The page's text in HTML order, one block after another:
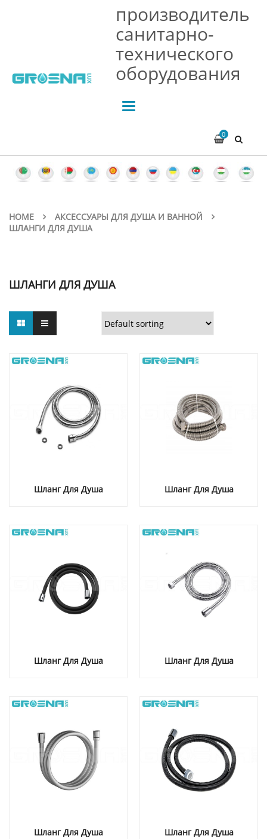
производитель
санитарно-
технического
оборудования
Toggle
0
HOME
АКСЕССУАРЫ ДЛЯ ДУША И ВАННОЙ
ШЛАНГИ ДЛЯ ДУША
ШЛАНГИ ДЛЯ ДУША
Шланг Для Душа Шланг Для Душа
Шланг Для Душа Шланг Для Душа
Шланг Для Душа Шланг Для Душа